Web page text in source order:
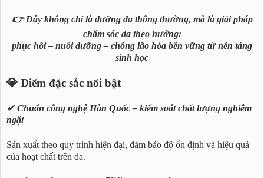
👉 Đây không chỉ là dưỡng da thông thường, mà là giải pháp
chăm sóc da theo hướng:
phục hồi – nuôi dưỡng – chống lão hóa bền vững từ nền tảng
sinh học
💎 Điểm đặc sắc nổi bật
✔ Chuẩn công nghệ Hàn Quốc – kiểm soát chất lượng nghiêm
ngặt
Sản xuất theo quy trình hiện đại, đảm bảo độ ổn định và hiệu quả
của hoạt chất trên da.